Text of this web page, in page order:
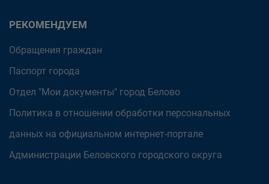
РЕКОМЕНДУЕМ
Обращения граждан
Паспорт города
Отдел "Мои документы" город Белово
Политика в отношении обработки персональных
данных на официальном интернет-портале
Администрации Беловского городского округа